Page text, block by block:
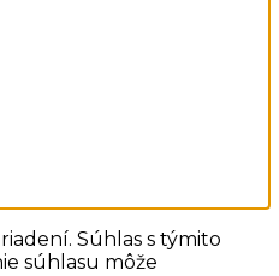
Súhlas s týmito
súhlasu môže